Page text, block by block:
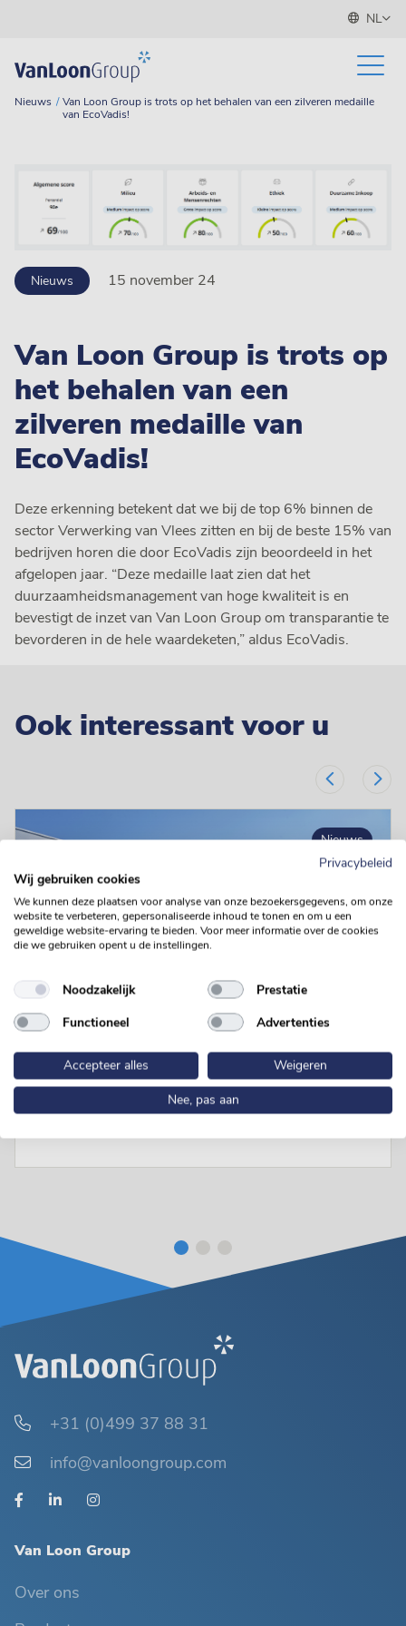
NL
Nieuws
Van Loon Group is trots op het behalen van een zilveren medaille
van EcoVadis!
Nieuws 15 november 24
Van Loon Group is trots op
het behalen van een
zilveren medaille van
EcoVadis!
Deze erkenning betekent dat we bij de top 6% binnen de
sector Verwerking van Vlees zitten en bij de beste 15% van
bedrijven horen die door EcoVadis zijn beoordeeld in het
afgelopen jaar. “Deze medaille laat zien dat het
duurzaamheidsmanagement van hoge kwaliteit is en
bevestigt de inzet van Van Loon Group om transparantie te
bevorderen in de hele waardeketen,” aldus EcoVadis.
Ook interessant voor u
Best Star Meat Pork sluit productielocatie
30 oktober 24
Nieuws
+31 (0)499 37 88 31
info@vanloongroup.com
Van Loon Group
Over ons
Privacybeleid
Wij gebruiken cookies
We kunnen deze plaatsen voor analyse van onze bezoekersgegevens, om onze
website te verbeteren, gepersonaliseerde inhoud te tonen en om u een
geweldige website-ervaring te bieden. Voor meer informatie over de cookies
die we gebruiken opent u de instellingen.
Noodzakelijk
Prestatie
Functioneel
Advertenties
Accepteer alles
Weigeren
Nee, pas aan